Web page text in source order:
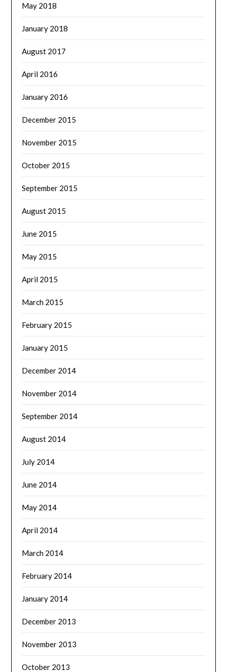
May 2018
January 2018
August 2017
April 2016
January 2016
December 2015
November 2015
October 2015
September 2015
August 2015
June 2015
May 2015
April 2015
March 2015
February 2015
January 2015
December 2014
November 2014
September 2014
August 2014
July 2014
June 2014
May 2014
April 2014
March 2014
February 2014
January 2014
December 2013
November 2013
October 2013